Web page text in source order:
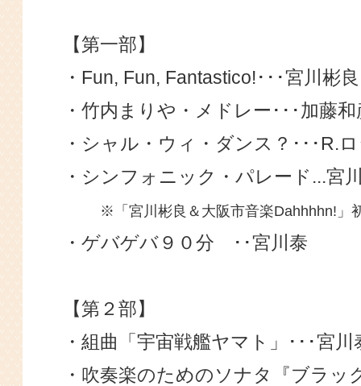
【第一部】
・Fun, Fun, Fantastico!･･･宮川彬良
・竹内まりや・メドレー･･･加藤
・シャル・ウィ・ダンス？･･･R.
・シンフォニック・パレード...
※「宮川彬良＆大阪市音楽Dahhhhn!」
・ゲバゲバ９０分 ･･宮川泰
【第２部】
・組曲「宇宙戦艦ヤマト」･･･宮川
・吹奏楽のためのソナタ『ブラッ